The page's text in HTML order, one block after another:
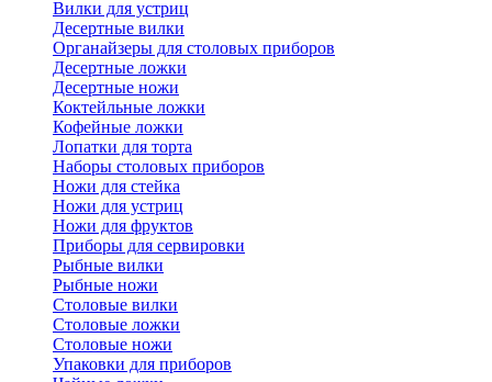
Вилки для устриц
Десертные вилки
Органайзеры для столовых приборов
Десертные ложки
Десертные ножи
Коктейльные ложки
Кофейные ложки
Лопатки для торта
Наборы столовых приборов
Ножи для стейка
Ножи для устриц
Ножи для фруктов
Приборы для сервировки
Рыбные вилки
Рыбные ножи
Столовые вилки
Столовые ложки
Столовые ножи
Упаковки для приборов